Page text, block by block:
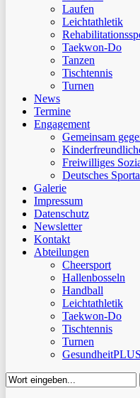
Laufen
Leichtathletik
Taekwon-Do
Tanzen
Tischtennis
Turnen
News
Termine
Engagement
Gemeinsam
Freiwilliges
Deutsches
Galerie
Impressum
Datenschutz
Newsletter
Kontakt
Abteilungen
Cheersport
Hallenbosseln
Handball
Leichtathletik
Taekwon-Do
Tischtennis
Turnen
GesundheitPLUS